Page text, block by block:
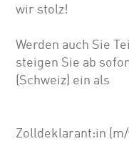
wir stolz!
Werden auch Sie
steigen Sie ab
(Schweiz) ein als
Zolldeklarant:in